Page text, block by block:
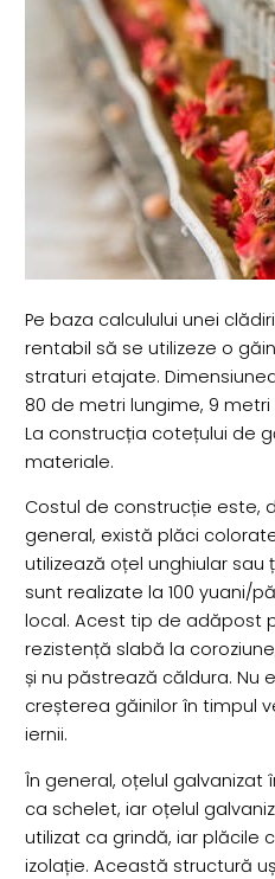
Pe baza calculului unei
rentabil să se utilizeze o
straturi etajate.
80 de metri lungime, 9
La construcția cotețului de
materiale.
Costul de construcție este,
general, există plăci
utilizează oțel unghiular sau
sunt realizate la 100 yuani/
local. Acest tip de adăpost
rezistență slabă la
și nu păstrează căldura. Nu
creșterea găinilor în timpul
iernii.
În general, oțelul galvanizat
ca schelet, iar oțelul
utilizat ca grindă, iar plăcile
izolație. Această structură